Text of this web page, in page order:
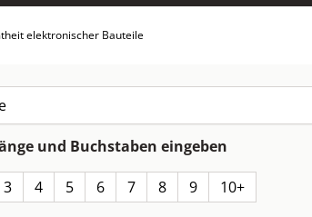
elektronischer Bauteile
und Buchstaben eingeben
3 4 5 6 7 8 9 10+